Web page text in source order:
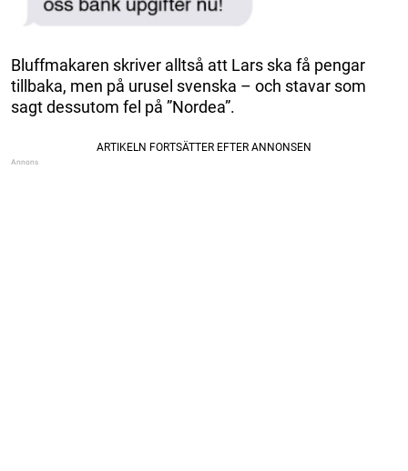
Bluffmakaren skriver alltså att Lars ska få pengar
tillbaka, men på urusel svenska – och stavar som
sagt dessutom fel på ”Nordea”.